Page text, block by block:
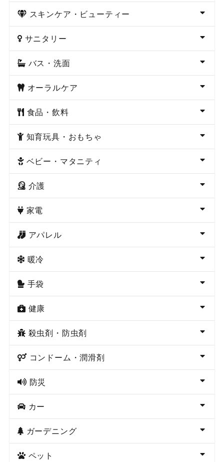
スキンケア・ビューティー
サニタリー
バス・洗面
オーラルケア
食品・飲料
知育玩具・おもちゃ
ベビー・マタニティ
介護
家電
アパレル
暖冷
手袋
健康
殺虫剤・防虫剤
コンドーム・潤滑剤
防災
カー
ガーデニング
ペット